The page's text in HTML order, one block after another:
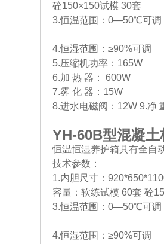
砼150×150试模 30套
3.恒温范围：0—50℃可
4.恒湿范围：≥90%可调
5.压缩机功率：165W
6.加 热 器： 600W
7.雾 化 器：15W
8.进水电磁阀：12W 9.净
YH-60B型混凝土
恒温恒湿养护箱具有全自
技术参数：
1.内胆尺寸：
容量：软练试模 60套 砼
3.恒温范围：0—50℃可
4.恒湿范围：≥90%可调